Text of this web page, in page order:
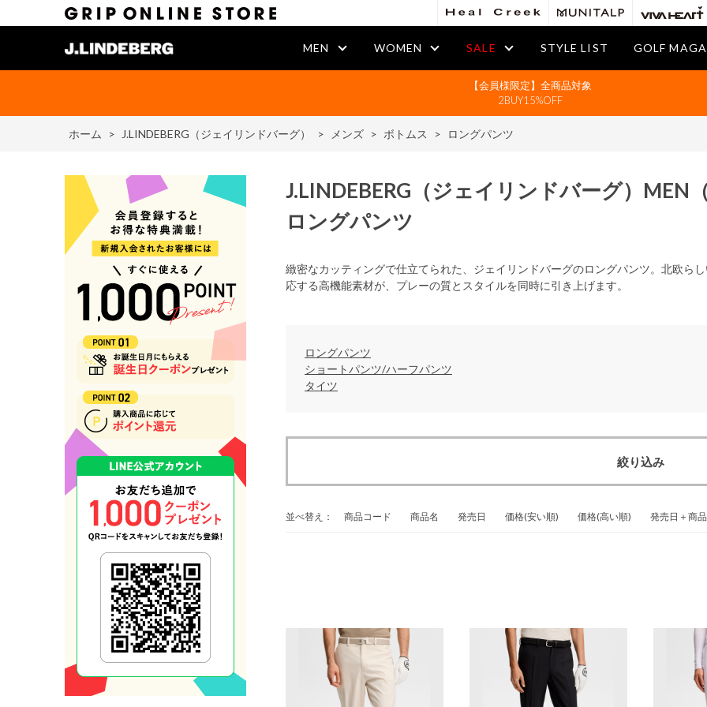
MEN WOMEN SALE STYLE LIST GOLF
【会員様限定】全商品対象
2BUY15%OFF
ホーム > J.LINDEBERG（ジェイリンドバーグ） > メンズ > ボトムス > ロングパンツ
ロングパンツ
J.LINDEBERG （ジェイリンドバーグ） MEN
緻密なカッティングで仕立てられた、ジェイリンドバーグのロングパンツ。北欧ら
応する高機能素材が、プレーの質とスタイルを同時に引き上げます。
ロングパンツ
ショートパンツ/ハーフパンツ
タイツ
絞り込み
並べ替え： 商品コード 商品名 発売日 価格(安い順) 価格(高い順) 発売日＋商